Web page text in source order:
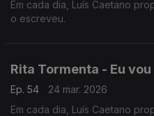
Em cada dia, Luís Caetano
o escreveu.
Rita Tormenta - Eu
Ep. 54
24 mar. 2026
Em cada dia, Luís Caetano